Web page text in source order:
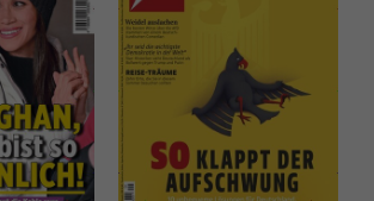
Google auf Websites mit hohem
Datenaufkommen aufgezeichnete
Datenmenge begrenzt wird.